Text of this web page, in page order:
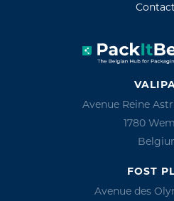
Avenue Reine
1780
FOST
Avenue des
Contact